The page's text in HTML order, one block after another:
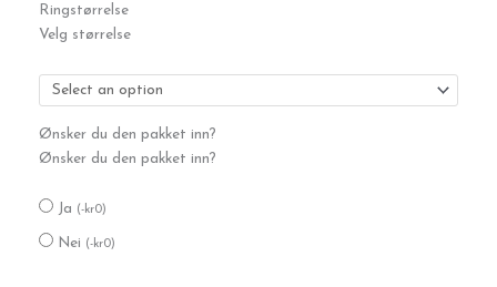
Ringstørrelse
Velg størrelse
Ønsker du den pakket inn?
Ønsker du den pakket inn?
Ja (-kr0)
Nei (-kr0)
ring
antall